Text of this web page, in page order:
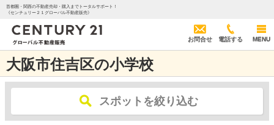
首都圏・関西の不動産売却・購入までトータルサポート！
《センチュリー２１グローバル不動産販売》
お問合せ 電話する MENU
大阪市住吉区の小学校
スポットを絞り込む